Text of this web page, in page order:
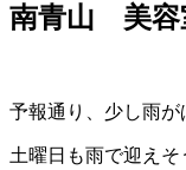
南青山 美
予報通り、少し雨が
土曜日も雨で迎えそ